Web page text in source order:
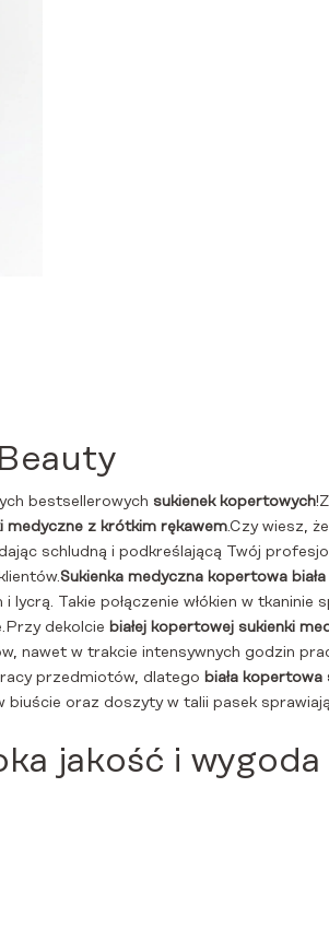
bestsellerowych sukienek kopertowych
medyczne z krótkim rękawem.Czy wiesz,
schludną i podkreślającą Twój
Sukienka medyczna kopertowa
Takie połączenie włókien w tkaninie
dekolcie białej kopertowej sukienki
nawet w trakcie intensywnych godzin
przedmiotów, dlatego biała
biuście oraz doszyty w talii pasek
jakość i wygoda